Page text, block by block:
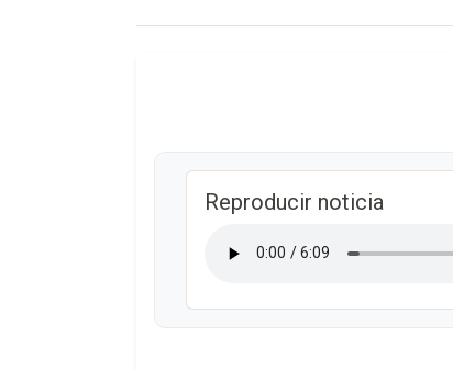
Reproducir noticia